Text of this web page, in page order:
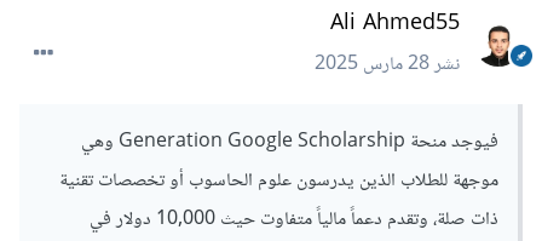
Ali Ahmed55
نشر28 مارس 2025
فيوجد منحة Generation Google Scholarship وهي
موجهة للطلاب الذين يدرسون علوم الحاسوب أو تخصصات تقنية
ذات صلة، وتقدم دعماً مالياً متفاوت حيث 10,000 دولار في